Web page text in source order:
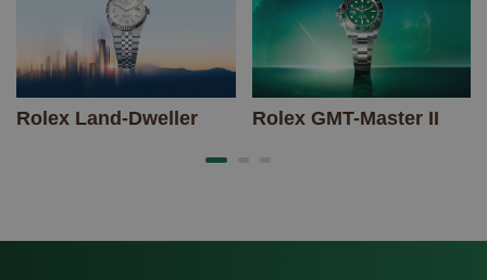
Rolex Land-Dweller Rolex GMT-Master II